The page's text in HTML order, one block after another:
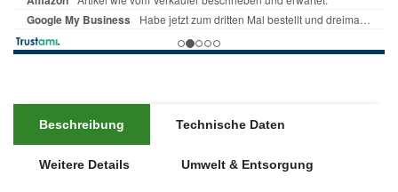
Beschreibung Technische Daten
Weitere Details Umwelt & Entsorgung